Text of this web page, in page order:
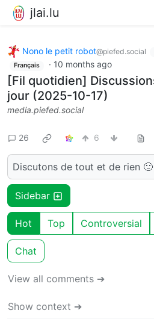
jlai.lu
Nono le petit robot@piefed.social
Français · 10 months ago
[Fil quotidien]
jour (2025-10-17)
media.piefed.social
26 6
Discutons de tout et de rien 🙂
Sidebar
Hot Top Controversial
Chat
View all comments ➔
Show context ➔